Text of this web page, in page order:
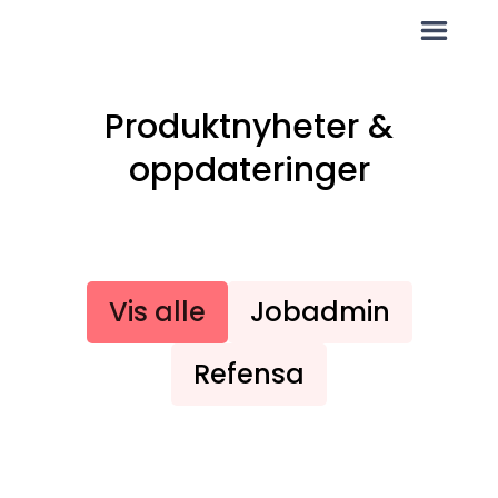
Produktnyheter &
oppdateringer
Jobadmin
Refensa
Vis alle